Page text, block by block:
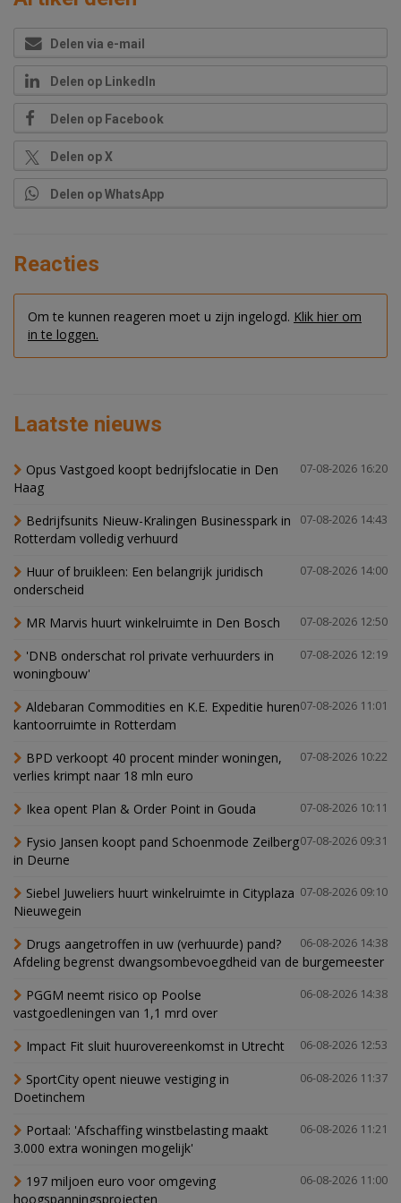
Delen via e-mail
Delen op LinkedIn
Delen op Facebook
Delen op X
Delen op WhatsApp
Reacties
Om te kunnen reageren moet u zijn ingelogd. Klik hier om
in te loggen.
Laatste nieuws
07-08-2026 16:20
Opus Vastgoed koopt bedrijfslocatie in Den
Haag
07-08-2026 14:43
Bedrijfsunits Nieuw-Kralingen Businesspark in
Rotterdam volledig verhuurd
07-08-2026 14:00
Huur of bruikleen: Een belangrijk juridisch
onderscheid
07-08-2026 12:50
MR Marvis huurt winkelruimte in Den Bosch
07-08-2026 12:19
'DNB onderschat rol private verhuurders in
woningbouw'
07-08-2026 11:01
Aldebaran Commodities en K.E. Expeditie huren
kantoorruimte in Rotterdam
07-08-2026 10:22
BPD verkoopt 40 procent minder woningen,
verlies krimpt naar 18 mln euro
07-08-2026 10:11
Ikea opent Plan & Order Point in Gouda
07-08-2026 09:31
Fysio Jansen koopt pand Schoenmode Zeilberg
in Deurne
07-08-2026 09:10
Siebel Juweliers huurt winkelruimte in Cityplaza
Nieuwegein
06-08-2026 14:38
Drugs aangetroffen in uw (verhuurde) pand?
Afdeling begrenst dwangsombevoegdheid van de burgemeester
06-08-2026 14:38
PGGM neemt risico op Poolse
vastgoedleningen van 1,1 mrd over
06-08-2026 12:53
Impact Fit sluit huurovereenkomst in Utrecht
06-08-2026 11:37
SportCity opent nieuwe vestiging in
Doetinchem
06-08-2026 11:21
Portaal: 'Afschaffing winstbelasting maakt
3.000 extra woningen mogelijk'
06-08-2026 11:00
197 miljoen euro voor omgeving
hoogspanningsprojecten